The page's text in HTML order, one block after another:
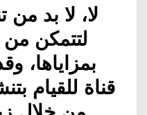
لا، لا بد من
لتتمكن من
بمزاياها،
قناة للقيام